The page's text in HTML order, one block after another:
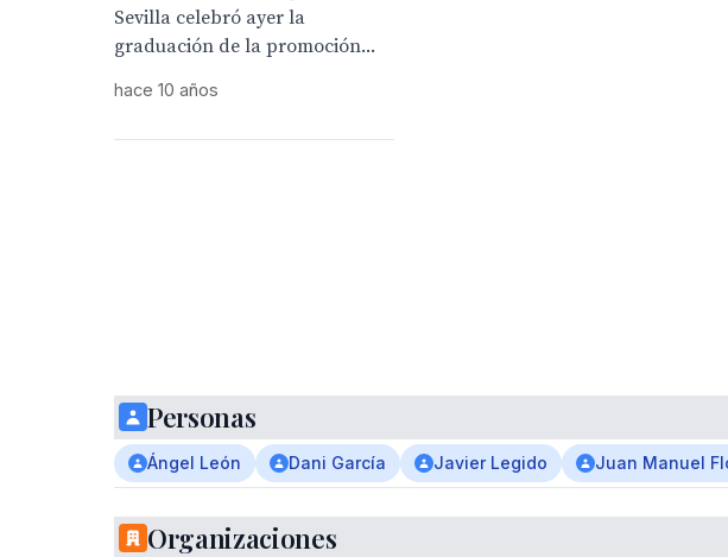
Sevilla celebró ayer la
graduación de la promoción...
hace 10 años
Personas
Ángel León Dani García Javier Legido Juan Manuel
Organizaciones